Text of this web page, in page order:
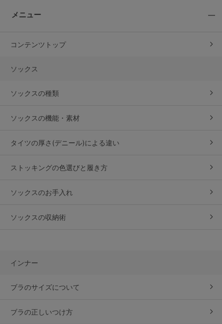
メニュー
コンテンツトップ
ソックス
ソックスの種類
ソックスの機能・素材
タイツの厚さ(デニール)による違い
ストッキングの色選びと履き方
ソックスのお手入れ
ソックスの収納術
インナー
ブラのサイズについて
ブラの正しいつけ方